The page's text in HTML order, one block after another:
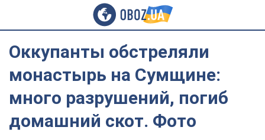
Оккупанты обстреляли
монастырь на Сумщине:
много разрушений, погиб
домашний скот. Фото